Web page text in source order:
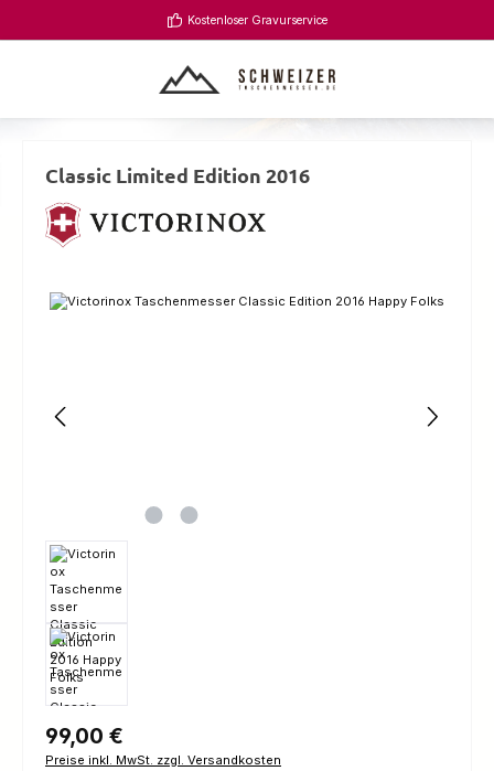
Kostenloser Gravurservice
Classic Limited Edition 2016
Bildergalerie überspringen
Regulärer Preis:
99,00 €
Preise inkl. MwSt. zzgl. Versandkosten